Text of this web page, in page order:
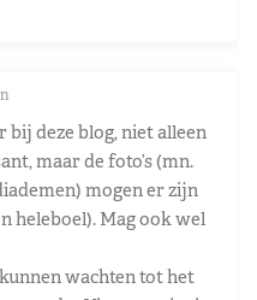
bij deze blog, niet alleen
maar de foto’s (mn.
mogen er zijn
heleboel). Mag ook wel
wachten tot het